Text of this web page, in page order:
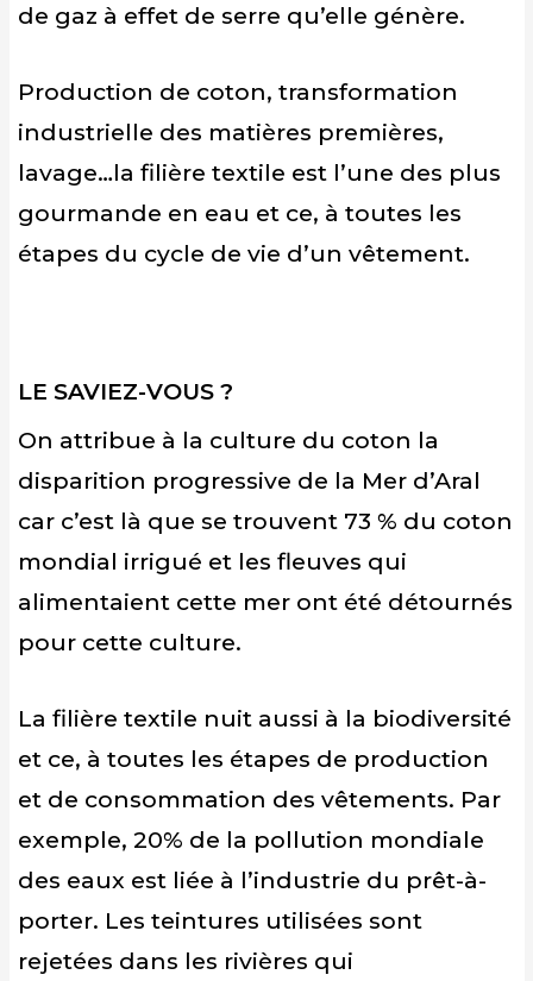
de gaz à effet de serre qu’elle génère.
Production de coton, transformation
industrielle des matières premières,
lavage…la filière textile est l’une des plus
gourmande en eau et ce, à toutes les
étapes du cycle de vie d’un vêtement.
LE SAVIEZ-VOUS ?
On attribue à la culture du coton la
disparition progressive de la Mer d’Aral
car c’est là que se trouvent 73 % du coton
mondial irrigué et les fleuves qui
alimentaient cette mer ont été détournés
pour cette culture.
La filière textile nuit aussi à la biodiversité
et ce, à toutes les étapes de production
et de consommation des vêtements. Par
exemple, 20% de la pollution mondiale
des eaux est liée à l’industrie du prêt-à-
porter. Les teintures utilisées sont
rejetées dans les rivières qui